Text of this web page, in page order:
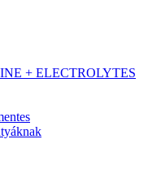
+ ELECTROLYTES